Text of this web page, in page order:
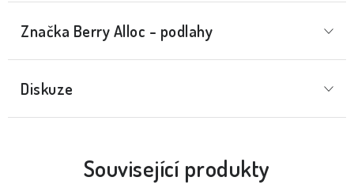
Značka Berry Alloc - podlahy
Diskuze
Související produkty